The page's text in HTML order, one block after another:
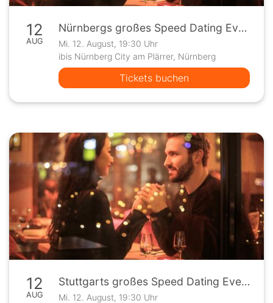
12
AUG
Nürnbergs großes Speed Dating Event
Mi. 12. August, 19:30 Uhr
ibis Nürnberg City am Plärrer, Nürnberg
Tickets buchen
12
AUG
Stuttgarts großes Speed Dating Event
Mi. 12. August, 19:30 Uhr